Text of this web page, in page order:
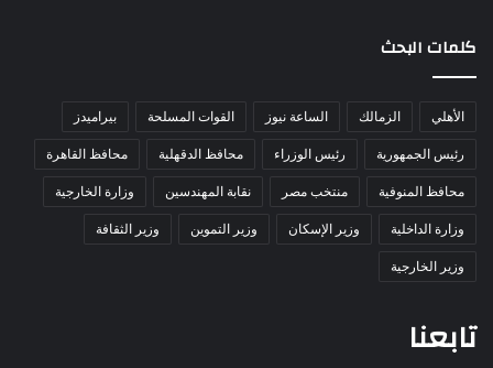
كلمات البحث
الأهلي الزمالك الساعة نيوز القوات المسلحة
بيراميدز
رئيس الجمهورية
رئيس الوزراء محافظ الدقهلية
محافظ القاهرة
محافظ المنوفية
منتخب مصر نقابة المهندسين
وزارة الخارجية
وزارة الداخلية
وزير الإسكان وزير التموين
وزير الثقافة
وزير الخارجية
تابعنا